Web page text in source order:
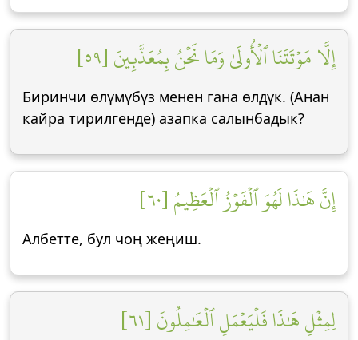
إِلَّا مَوۡتَتَنَا ٱلۡأُولَىٰ وَمَا نَحۡنُ بِمُعَذَّبِينَ [٥٩]
Биринчи өлүмүбүз менен гана өлдүк. (Анан
кайра тирилгенде) азапка салынбадык?
إِنَّ هَٰذَا لَهُوَ ٱلۡفَوۡزُ ٱلۡعَظِيمُ [٦٠]
Албетте, бул чоң жеңиш.
لِمِثۡلِ هَٰذَا فَلۡيَعۡمَلِ ٱلۡعَٰمِلُونَ [٦١]